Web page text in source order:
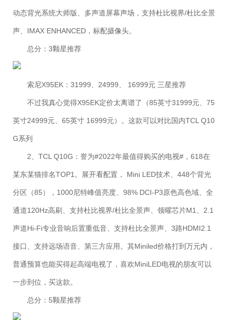
动态背光系统大师版、多声道屏幕声场，支持杜比视界/杜比全景
声、IMAX ENHANCED，标配摄像头。
总分：3颗星推荐
索尼X95EK：31999、24999、 16999元 三星推荐
不过我真心觉得X95EK定价太离谱了（85英寸31999元、75
英寸24999元、65英寸 16999元）。这款可以对比国内TCL Q10
G系列
2、TCL Q10G：誉为#2022年最值得购买的电视#，618在
某东某猫排名TOP1。展开看配置， Mini LED技术、448个背光
分区（85），1000尼特峰值亮度、98% DCI-P3原色高色域、全
通道120Hz高刷、支持杜比视界/杜比全景声、领曜芯片M1、2.1
声道Hi-Fi专业音响后置重低音、支持杜比全景声、3路HDMI2.1
接口、支持远场语音、第三方应用。其Miniled价格打到万元内，
普通预算也能买得起高端电视了，喜欢MiniLED电视的朋友可以
一步到位，买这款。
总分：5颗星推荐